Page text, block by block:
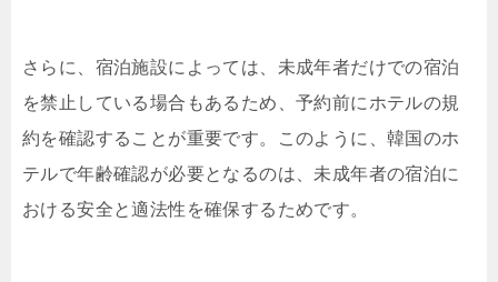
さらに、宿泊施設によっては、未成年者だけでの宿泊
を禁止している場合もあるため、予約前にホテルの規
約を確認することが重要です。このように、韓国のホ
テルで年齢確認が必要となるのは、未成年者の宿泊に
おける安全と適法性を確保するためです。